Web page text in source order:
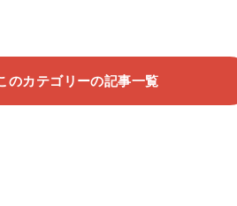
のカテゴリーの記事一覧